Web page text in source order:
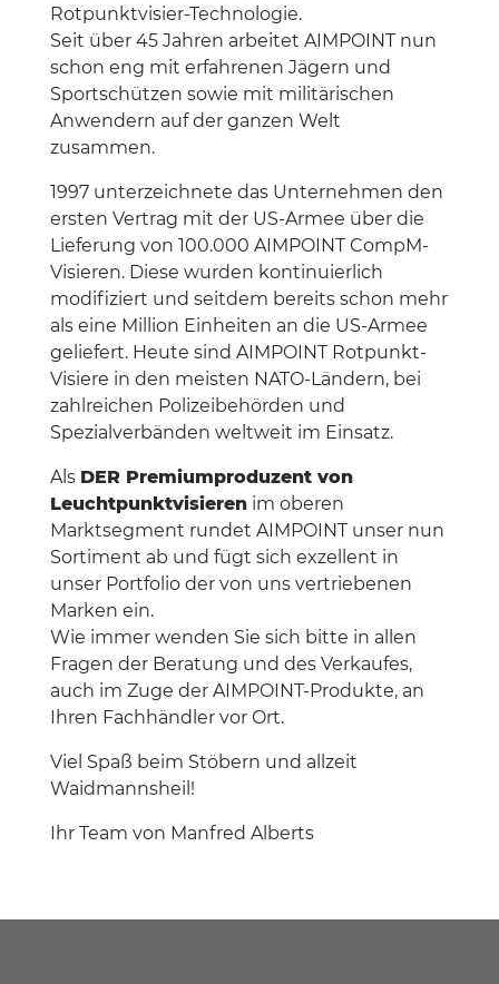
Rotpunktvisier-Technologie.
Seit über 45 Jahren arbeitet AIMPOINT nun
schon eng mit erfahrenen Jägern und
Sportschützen sowie mit militärischen
Anwendern auf der ganzen Welt
zusammen.
1997 unterzeichnete das Unternehmen den
ersten Vertrag mit der US-Armee über die
Lieferung von 100.000 AIMPOINT CompM-
Visieren. Diese wurden kontinuierlich
modifiziert und seitdem bereits schon mehr
als eine Million Einheiten an die US-Armee
geliefert. Heute sind AIMPOINT Rotpunkt-
Visiere in den meisten NATO-Ländern, bei
zahlreichen Polizeibehörden und
Spezialverbänden weltweit im Einsatz.
Als DER Premiumproduzent von
Leuchtpunktvisieren im oberen
Marktsegment rundet AIMPOINT unser nun
Sortiment ab und fügt sich exzellent in
unser Portfolio der von uns vertriebenen
Marken ein.
Wie immer wenden Sie sich bitte in allen
Fragen der Beratung und des Verkaufes,
auch im Zuge der AIMPOINT-Produkte, an
Ihren Fachhändler vor Ort.
Viel Spaß beim Stöbern und allzeit
Waidmannsheil!
Ihr Team von Manfred Alberts